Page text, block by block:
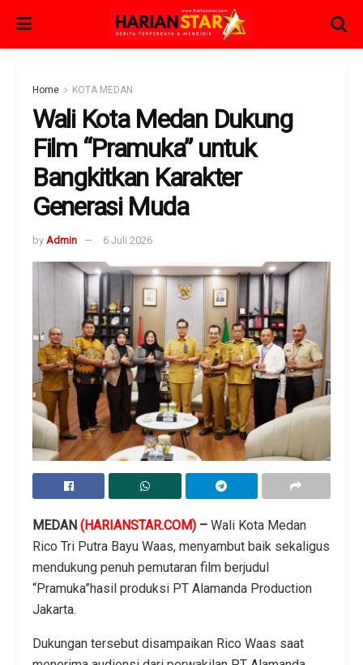
Home KOTA MEDAN
Wali Kota Medan Dukung
Film “Pramuka” untuk
Bangkitkan Karakter
Generasi Muda
by Admin 6 Juli 2026
MEDAN (HARIANSTAR.COM) – Wali Kota Medan
Rico Tri Putra Bayu Waas, menyambut baik sekaligus
mendukung penuh pemutaran film berjudul
“Pramuka”hasil produksi PT Alamanda Production
Jakarta.
​Dukungan tersebut disampaikan Rico Waas saat